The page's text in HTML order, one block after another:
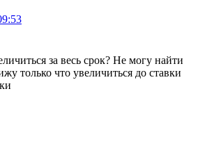
за весь срок? Не могу найти
только что увеличиться до ставки